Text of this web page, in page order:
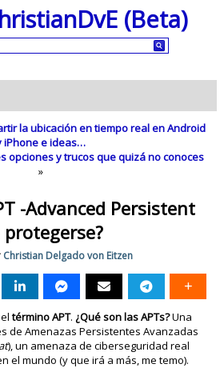
(Beta)
la ubicación en tiempo real en Android
iPhone e ideas…
opciones y trucos que quizá no conoces
»
-Advanced Persistent
Christian Delgado von Eitzen
eltérmino APT. ¿Qué son las APTs?Una
de Amenazas Persistentes Avanzadas
), un amenaza de ciberseguridad real
el mundo (y que irá a más, me temo).